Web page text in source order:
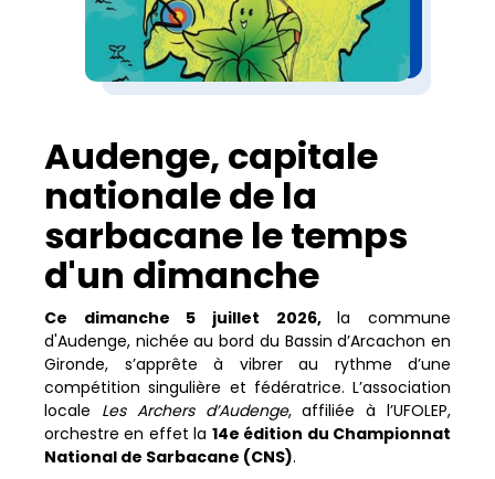
​Audenge, capitale
nationale de la
sarbacane le temps
d'un dimanche
​Ce dimanche 5 juillet 2026,la commune
d'Audenge, nichée au bord du Bassin d’Arcachon en
Gironde, s’apprête à vibrer au rythme d’une
compétition singulière et fédératrice. L’association
locale Les Archers d’Audenge, affiliée à l’UFOLEP,
orchestre en effet la 14e édition du Championnat
National de Sarbacane (CNS).